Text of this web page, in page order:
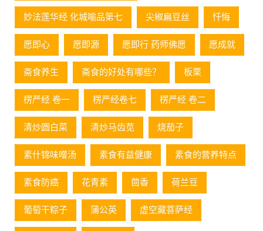
妙法莲华经 化城喻品第七 尖椒扁豆丝 忏悔
愿即心 愿即源 愿即行 药师佛愿 愿成就
斋食养生 斋食的好处有哪些？ 板栗
楞严经 卷一 楞严经卷七 楞严经 卷二
清炒圆白菜 清炒马齿苋 烧茄子
素什锦味噌汤 素食有益健康 素食的营养特点
素食防癌 花青素 茴香 荷兰豆
葡萄⼲粽⼦ 蒲公英 虚空藏菩萨经